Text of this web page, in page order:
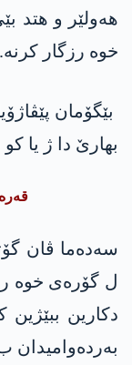
ھەولێر و ھتد
خوە رزگار کرنە.
بێگۆمان
بھارێ دا ژ یا
سەدەما ڤان
ل گۆرەی خوە
دکارین ببێژین
بەردەوامیدان